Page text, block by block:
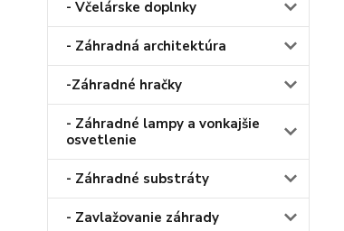
- Včelárske doplnky
- Záhradná architektúra
-Záhradné hračky
- Záhradné lampy a vonkajšie
osvetlenie
- Záhradné substráty
- Zavlažovanie záhrady